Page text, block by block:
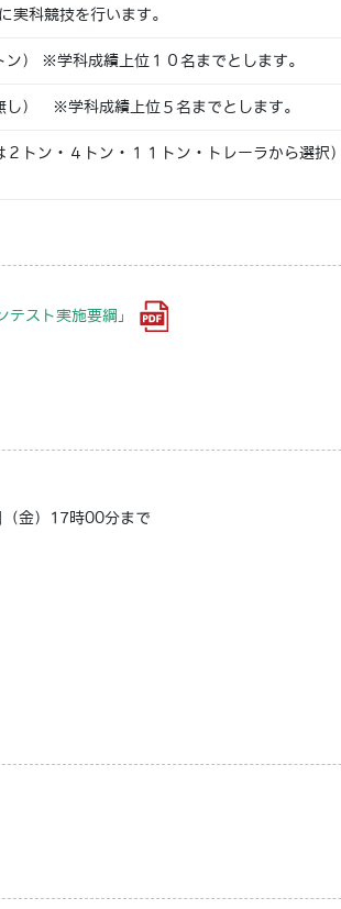
実科競技を行います。
） ※学科成績上位１０名までとします。
し） ※学科成績上位５名までとします。
トン・４トン・１１トン・トレーラから選択
テスト実施要綱」
金）17時00分まで